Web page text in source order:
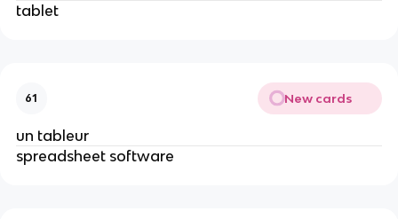
tablet
61 New cards
un tableur
spreadsheet software